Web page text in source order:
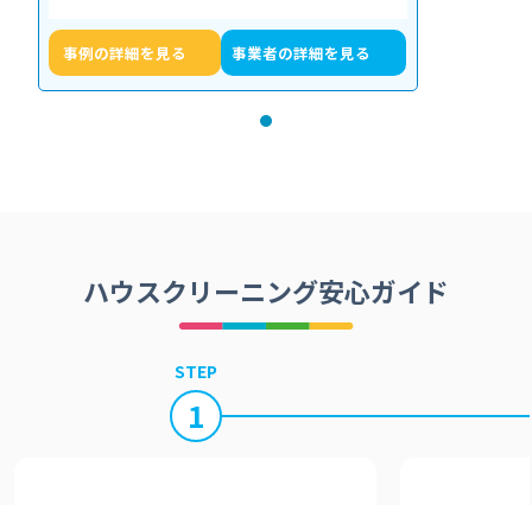
事例の詳細を見る 事業者の詳細を見る
ハウスクリーニング安心ガイド
STEP
1